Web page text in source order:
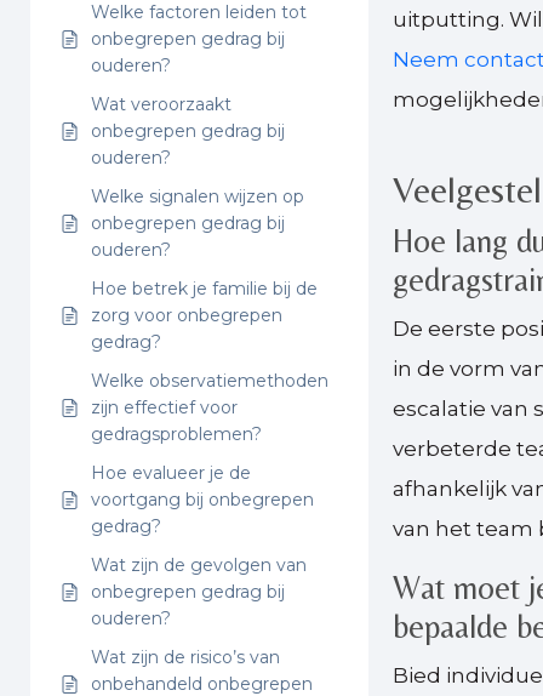
Welke factoren leiden tot
onbegrepen gedrag bij
ouderen?
Wat veroorzaakt
onbegrepen gedrag bij
ouderen?
Welke signalen wijzen op
onbegrepen gedrag bij
ouderen?
Hoe betrek je familie bij de
zorg voor onbegrepen
gedrag?
Welke observatiemethoden
zijn effectief voor
gedragsproblemen?
Hoe evalueer je de
voortgang bij onbegrepen
gedrag?
Wat zijn de gevolgen van
onbegrepen gedrag bij
ouderen?
Wat zijn de risico’s van
onbehandeld onbegrepen
uitputting.
Neem
Hoe lang
De eerste
in de vorm
escalatie van
verbeterde
afhankelijk
van het team
Wat moet
bepaalde
Bied